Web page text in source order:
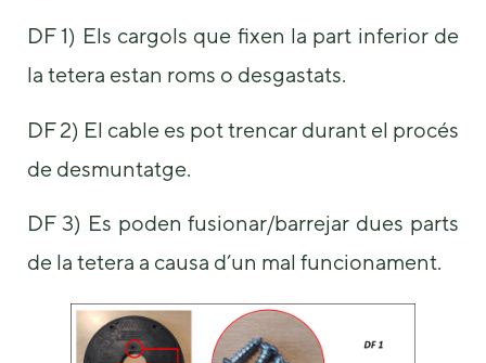
DF 1) Els cargols que fixen la part inferior de
la tetera estan roms o desgastats.
DF 2) El cable es pot trencar durant el procés
de desmuntatge.
DF 3) Es poden fusionar/barrejar dues parts
de la tetera a causa d’un mal funcionament.